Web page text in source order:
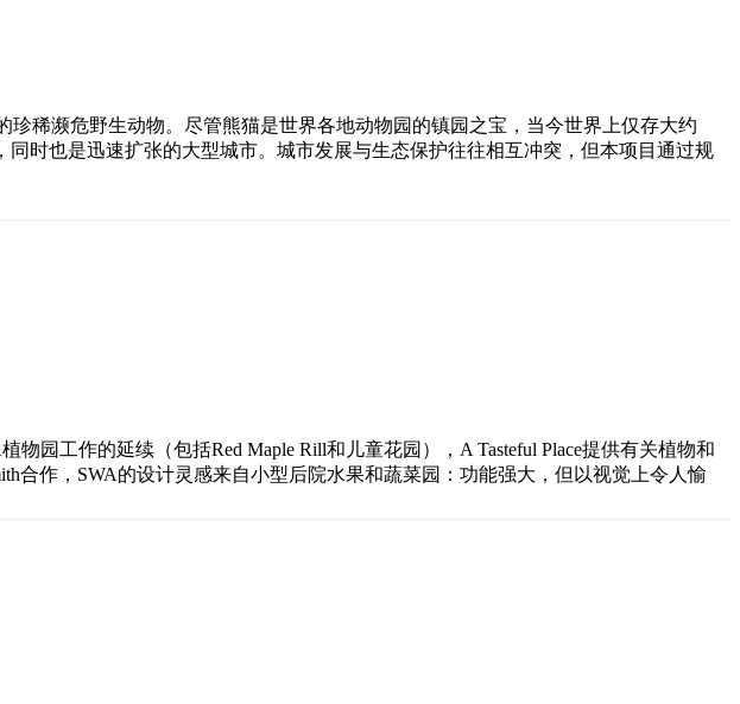
稀濒危野生动物。尽管熊猫是世界各地动物园的镇园之宝，当今世界上仅存大约
时也是迅速扩张的大型城市。城市发展与生态保护往往相互冲突，但本项目通过规
园工作的延续（包括Red Maple Rill和儿童花园），A Tasteful Place提供有关植物和
合作，SWA的设计灵感来自小型后院水果和蔬菜园：功能强大，但以视觉上令人愉